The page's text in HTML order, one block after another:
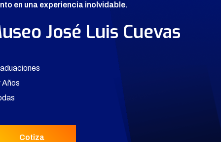
en una experiencia inolvidable.
José Luis Cuevas
Años
Cotiza